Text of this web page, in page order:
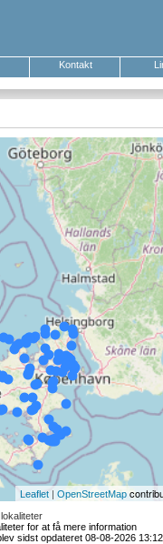
Kontakt
Leaflet | OpenStreetMap
for at få mere information
sidst opdateret 08-08-2026